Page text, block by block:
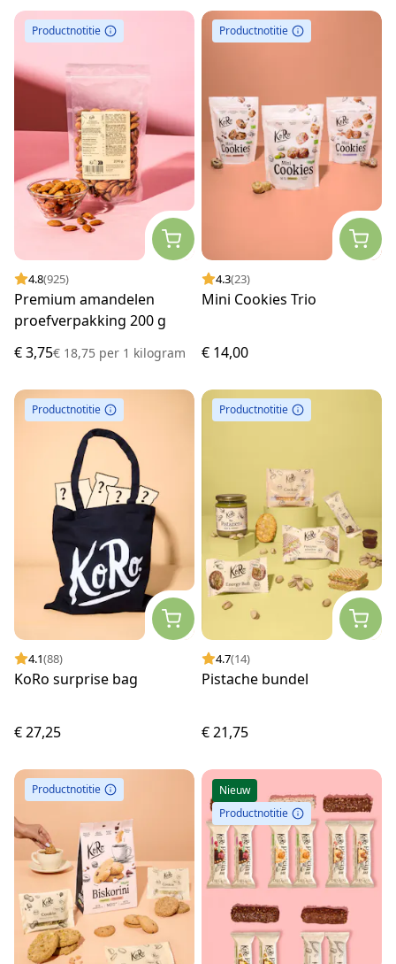
Productnotitie
4.8(925)
Premium amandelen
proefverpakking 200 g
€ 3,75€ 18,75 per 1 kilogram
Productnotitie
4.3(23)
Mini Cookies Trio
€ 14,00
Productnotitie
4.1(88)
KoRo surprise bag
€ 27,25
Productnotitie
4.7(14)
Pistache bundel
€ 21,75
Productnotitie
Nieuw
Productnotitie